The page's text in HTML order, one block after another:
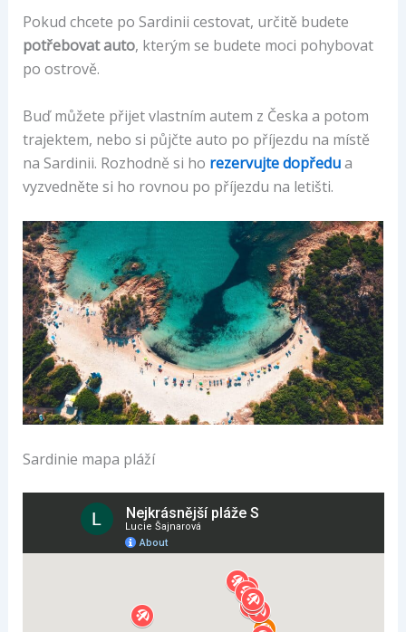
Pokud chcete po Sardinii cestovat, určitě budete
potřebovat auto, kterým se budete moci pohybovat
po ostrově.
Buď můžete přijet vlastním autem z Česka a potom
trajektem, nebo si půjčte auto po příjezdu na místě
na Sardinii. Rozhodně si ho rezervujte dopředua
vyzvedněte si ho rovnou po příjezdu na letišti.
Sardinie mapa pláží